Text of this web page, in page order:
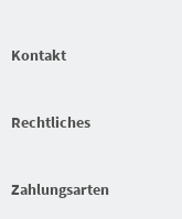
Kontakt
Rechtliches
Zahlungsarten